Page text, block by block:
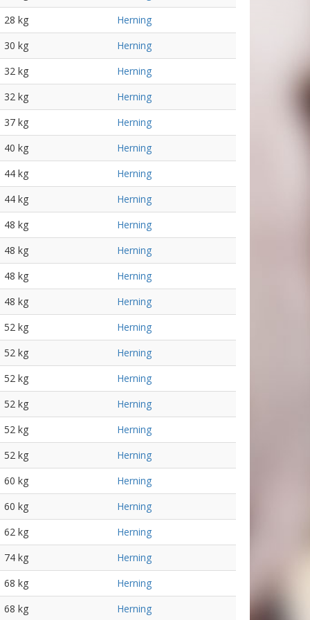
28 kg
Herning
30 kg
Herning
32 kg
Herning
32 kg
Herning
37 kg
Herning
40 kg
Herning
44 kg
Herning
44 kg
Herning
48 kg
Herning
48 kg
Herning
48 kg
Herning
48 kg
Herning
52 kg
Herning
52 kg
Herning
52 kg
Herning
52 kg
Herning
52 kg
Herning
52 kg
Herning
60 kg
Herning
60 kg
Herning
62 kg
Herning
74 kg
Herning
68 kg
Herning
68 kg Herning